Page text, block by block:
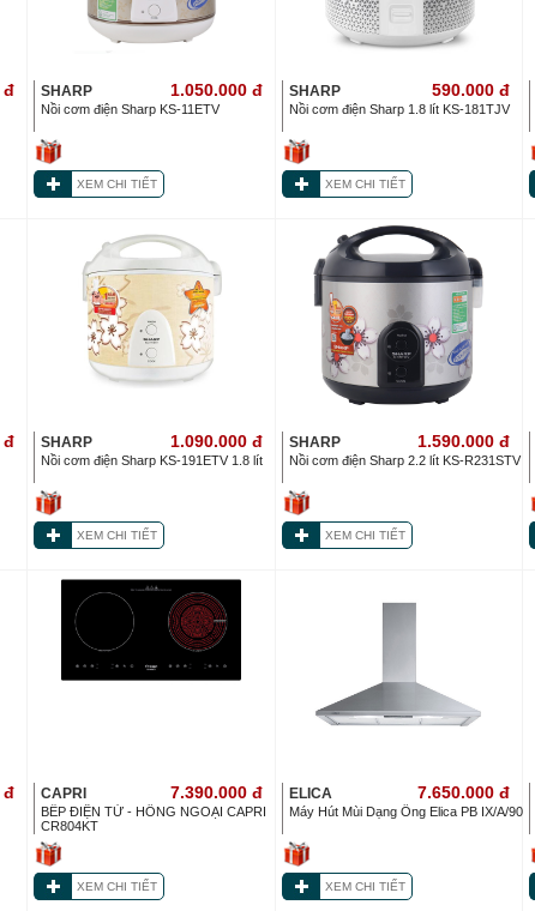
đ SHARP 1.050.000 đ
Nồi cơm điện Sharp KS-11ETV
XEM CHI TIẾT
SHARP 590.000 đ
Nồi cơm điện Sharp 1.8 lít KS-181TJV
XEM CHI TIẾT
đ SHARP 1.090.000 đ
Nồi cơm điện Sharp KS-191ETV 1.8 lít
XEM CHI TIẾT
SHARP 1.590.000 đ
Nồi cơm điện Sharp 2.2 lít KS-R231STV
XEM CHI TIẾT
đ CAPRI 7.390.000 đ
BẾP ĐIỆN TỪ - HỒNG NGOẠI CAPRI
CR804KT
XEM CHI TIẾT
ELICA 7.650.000 đ
Máy Hút Mùi Dạng Ống Elica PB IX/A/90
XEM CHI TIẾT